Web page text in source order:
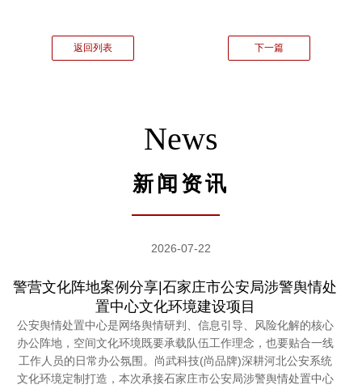
返回列表 下一篇
News
新闻资讯
2026-07-22
警营文化阵地案例分享|石家庄市公安局涉警舆情处
置中心文化环境建设项目
公安舆情处置中心是网络舆情研判、信息引导、风险化解的核心
办公阵地，空间文化环境既要承载队伍工作理念，也要贴合一线
工作人员的日常办公氛围。尚武科技(尚品牌)深耕河北公安系统
文化环境定制打造，本次承接石家庄市公安局涉警舆情处置中心